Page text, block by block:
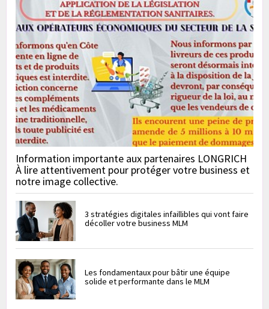
Information importante aux partenaires LONGRICH
À lire attentivement pour protéger votre business et
notre image collective.
3 stratégies digitales infaillibles qui vont faire
décoller votre business MLM
Les fondamentaux pour bâtir une équipe
solide et performante dans le MLM